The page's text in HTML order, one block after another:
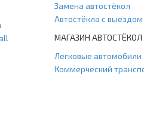
Замена автостёкол
Автостёкла с выездом
МАГАЗИН АВТОСТЁКОЛ
Легковые автомобили
Коммерческий